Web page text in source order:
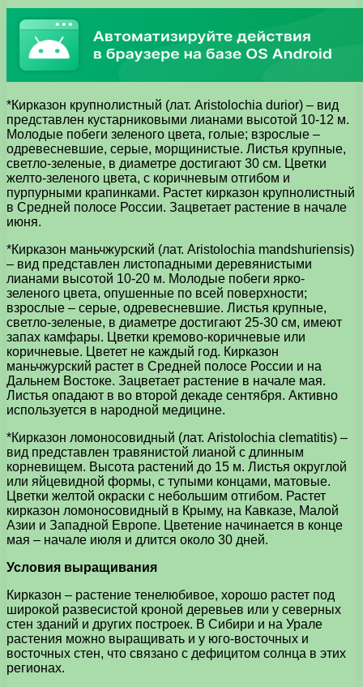
*Кирказон крупнолистный (лат. Aristolochia durior) – вид
представлен кустарниковыми лианами высотой 10-12 м.
Молодые побеги зеленого цвета, голые; взрослые –
одревесневшие, серые, морщинистые. Листья крупные,
светло-зеленые, в диаметре достигают 30 см. Цветки
желто-зеленого цвета, с коричневым отгибом и
пурпурными крапинками. Растет кирказон крупнолистный
в Средней полосе России. Зацветает растение в начале
июня.
*Кирказон маньчжурский (лат. Aristolochia mandshuriensis)
– вид представлен листопадными деревянистыми
лианами высотой 10-20 м. Молодые побеги ярко-
зеленого цвета, опушенные по всей поверхности;
взрослые – серые, одревесневшие. Листья крупные,
светло-зеленые, в диаметре достигают 25-30 см, имеют
запах камфары. Цветки кремово-коричневые или
коричневые. Цветет не каждый год. Кирказон
маньчжурский растет в Средней полосе России и на
Дальнем Востоке. Зацветает растение в начале мая.
Листья опадают в во второй декаде сентября. Активно
используется в народной медицине.
*Кирказон ломоносовидный (лат. Aristolochia clematitis) –
вид представлен травянистой лианой с длинным
корневищем. Высота растений до 15 м. Листья округлой
или яйцевидной формы, с тупыми концами, матовые.
Цветки желтой окраски с небольшим отгибом. Растет
кирказон ломоносовидный в Крыму, на Кавказе, Малой
Азии и Западной Европе. Цветение начинается в конце
мая – начале июля и длится около 30 дней.
Условия выращивания
Кирказон – растение тенелюбивое, хорошо растет под
широкой развесистой кроной деревьев или у северных
стен зданий и других построек. В Сибири и на Урале
растения можно выращивать и у юго-восточных и
восточных стен, что связано с дефицитом солнца в этих
регионах.